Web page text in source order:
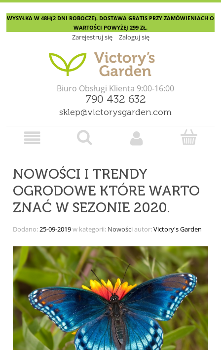
WYSYŁKA W 48H(2 DNI ROBOCZE). DOSTAWA GRATIS PRZY ZAMÓWIENIACH O
WARTOŚCI POWYŻEJ 299 ZŁ.
Zarejestruj się Zaloguj się
Biuro Obsługi Klienta 9:00-16:00
790 432 632
sklep@victorysgarden.com
NOWOŚCI I TRENDY
OGRODOWE KTÓRE WARTO
ZNAĆ W SEZONIE 2020.
Dodano:25-09-2019w kategorii: Nowościautor:Victory's Garden